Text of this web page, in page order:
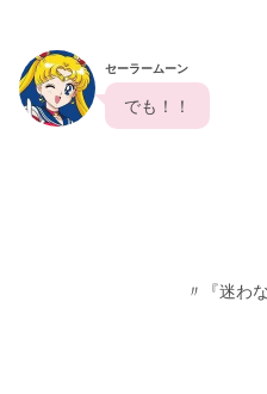
セーラームーン
  でも！！